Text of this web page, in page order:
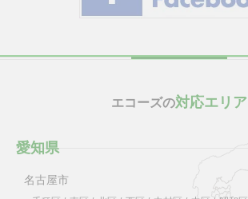
エコーズの対応エリア
愛知県
名古屋市